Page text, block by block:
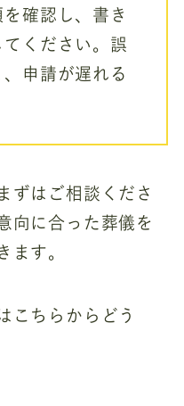
確認し、書き
ください。誤
申請が遅れる
ずはご相談くださ
向に合った葬儀を
ます。
こちらからどう